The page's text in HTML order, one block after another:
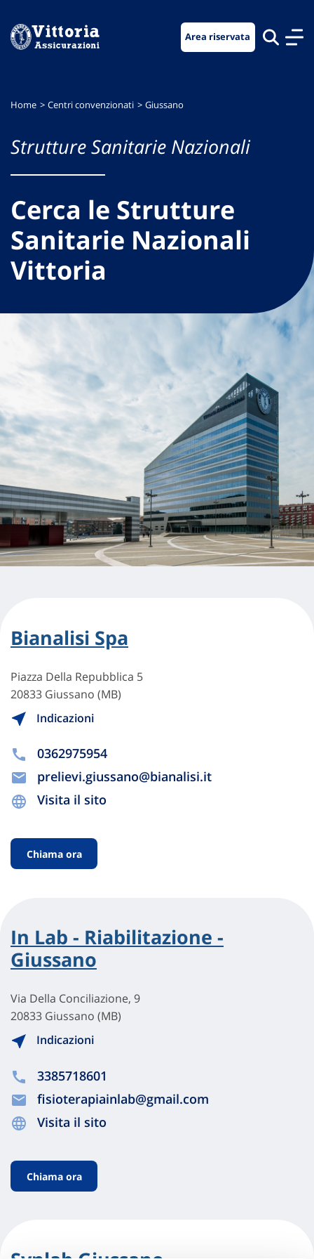
menu
contenuto
footer
Area riservata
Home Centri convenzionati Giussano
Strutture Sanitarie Nazionali
Cerca le Strutture
Sanitarie Nazionali
Vittoria
Bianalisi Spa
Piazza Della Repubblica 5
20833 Giussano (MB)
Indicazioni
0362975954
prelievi.giussano@bianalisi.it
Visita il sito
Chiama ora
In Lab - Riabilitazione -
Giussano
Via Della Conciliazione, 9
20833 Giussano (MB)
Indicazioni
3385718601
fisioterapiainlab@gmail.com
Visita il sito
Chiama ora